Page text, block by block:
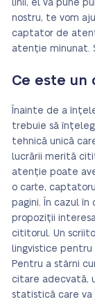
linii, el va pune
nostru, te vom
captator de
atenție minunat.
Ce este un
Înainte de a
trebuie să
tehnică unică
lucrării merită
atenție poate
o carte,
pagini. În cazul în
propoziții
cititorul. Un
lingvistice pentru
Pentru a stârni
citare adecvată,
statistică care